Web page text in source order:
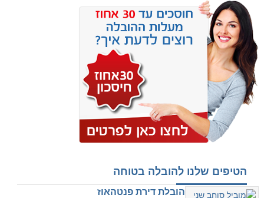
הטיפים שלנו להובלה בטוחה
הובלת דירת פנטהאוז